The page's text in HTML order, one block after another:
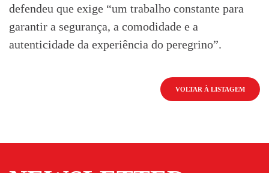
defendeu que exige “um trabalho constante para
garantir a segurança, a comodidade e a
autenticidade da experiência do peregrino”.
VOLTAR À LISTAGEM